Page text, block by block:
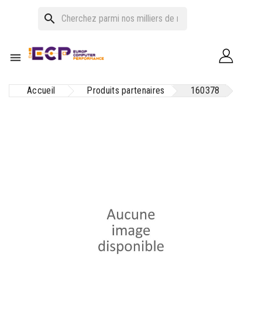
search

Accueil Produits partenaires 160378